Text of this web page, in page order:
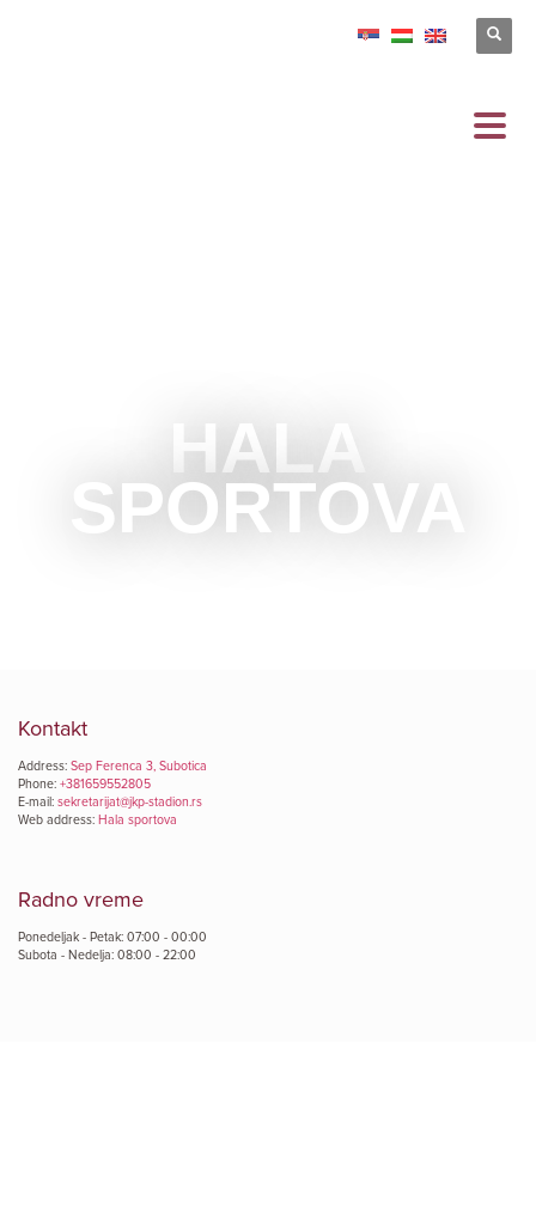
HALA
SPORTOVA
Kontakt
Address: Sep Ferenca 3, Subotica
Phone: +381659552805
E-mail: sekretarijat@jkp-stadion.rs
Web address: Hala sportova
Radno vreme
Ponedeljak - Petak: 07:00 - 00:00
Subota - Nedelja: 08:00 - 22:00